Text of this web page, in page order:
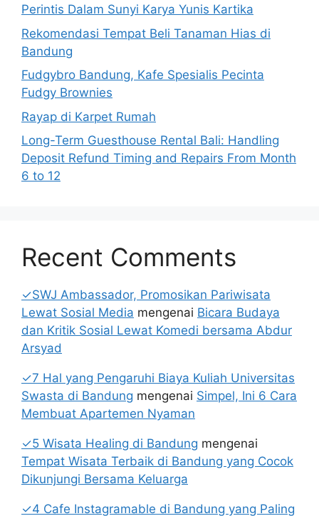
Perintis Dalam Sunyi Karya Yunis Kartika
Rekomendasi Tempat Beli Tanaman Hias di
Bandung
Fudgybro Bandung, Kafe Spesialis Pecinta
Fudgy Brownies
Rayap di Karpet Rumah
Long-Term Guesthouse Rental Bali: Handling
Deposit Refund Timing and Repairs From Month
6 to 12
Recent Comments
✓SWJ Ambassador, Promosikan Pariwisata
Lewat Sosial Media mengenai Bicara Budaya
dan Kritik Sosial Lewat Komedi bersama Abdur
Arsyad
✓7 Hal yang Pengaruhi Biaya Kuliah Universitas
Swasta di Bandung mengenai Simpel, Ini 6 Cara
Membuat Apartemen Nyaman
✓5 Wisata Healing di Bandung mengenai
Tempat Wisata Terbaik di Bandung yang Cocok
Dikunjungi Bersama Keluarga
✓4 Cafe Instagramable di Bandung yang Paling